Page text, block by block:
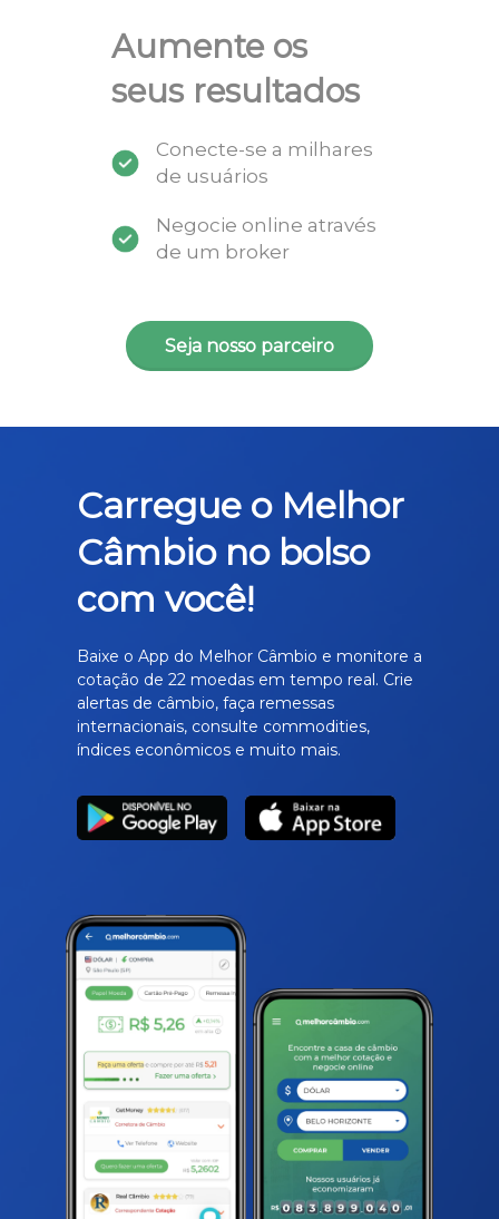
Aumente os
seus resultados
Conecte-se a milhares
de usuários
Negocie online através
de um broker
Seja nosso parceiro
Carregue o Melhor
Câmbio no bolso
com você!
Baixe o App do Melhor Câmbio e monitore a
cotação de 22 moedas em tempo real. Crie
alertas de câmbio, faça remessas
internacionais, consulte commodities,
índices econômicos e muito mais.